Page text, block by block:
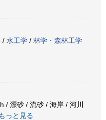
/ 水工学 / 林学・森林工学
/ 漂砂 / 流砂 / 海岸 / 河川
もっと見る